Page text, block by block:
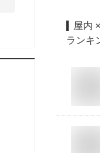
屋内
ランキ